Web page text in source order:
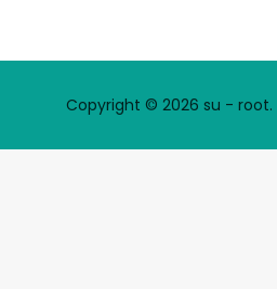
Copyright © 2026 su - root.